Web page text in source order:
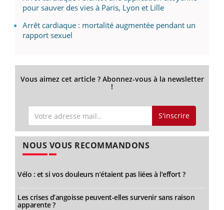
pour sauver des vies à Paris, Lyon et Lille
Arrêt cardiaque : mortalité augmentée pendant un
rapport sexuel
Vous aimez cet article ? Abonnez-vous à la newsletter
!
S'inscrire
NOUS VOUS RECOMMANDONS
Vélo : et si vos douleurs n’étaient pas liées à l’effort ?
Les crises d’angoisse peuvent-elles survenir sans raison
apparente ?